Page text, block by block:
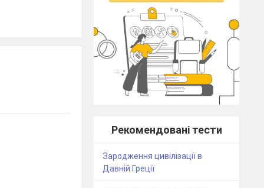
Рекомендовані тести
Зародження цивілізації в
Давній Греції